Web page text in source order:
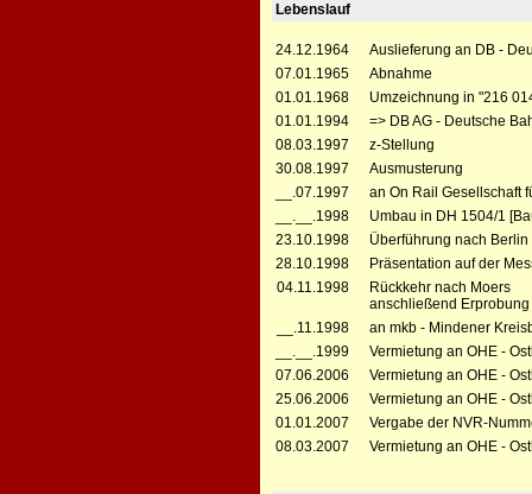
Lebenslauf
24.12.1964
Auslieferung an DB -
07.01.1965
Abnahme
01.01.1968
Umzeichnung in "216
01.01.1994
=> DB AG - Deutsche
08.03.1997
z-Stellung
30.08.1997
Ausmusterung
__.07.1997
an On Rail Gesellschaft
__.__.1998
Umbau in DH 1504/1
23.10.1998
Überführung nach Berlin
28.10.1998
Präsentation auf der
04.11.1998
Rückkehr nach Moers
anschließend
__.11.1998
an mkb - Mindener
__.__.1999
Vermietung an OHE -
07.06.2006
Vermietung an OHE -
25.06.2006
Vermietung an OHE -
01.01.2007
Vergabe der NVR-
08.03.2007
Vermietung an OHE -